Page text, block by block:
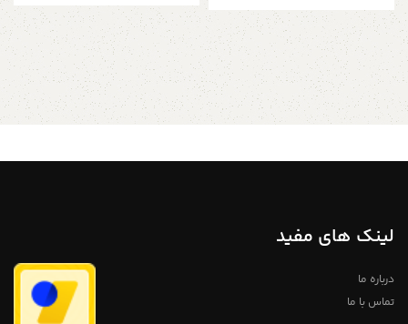
دستگیره چوبی کمد با تم برگ ها یک
دکوری عالی برای هر مهد کودکی و
اتاق کودک با تم جنگل های آمازون و
دنیای عجیب برگ های درختان است و
می‌توان از آنها به عنوان آویز لباس یا
دستگیره کمد لباس استفاده کرد تا
یک دکوری جذاب به طراحی اتاق
اضافه کنید. اگر به دنبال یک دکوری
جدید و خاص برای مهد کودک و اتاق
کودک خود باشید،و یا به دنبال تغییر
ظاهری واقعاً منحصر به فرد می
نصب از پیچ های 3 سانتی متری برای
استفاده کنید.
آدمک چوبی
لینک های مفید
درباره ما
تماس با ما